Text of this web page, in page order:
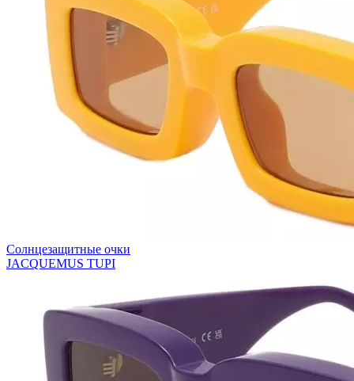
Солнцезащитные очки
JACQUEMUS TUPI